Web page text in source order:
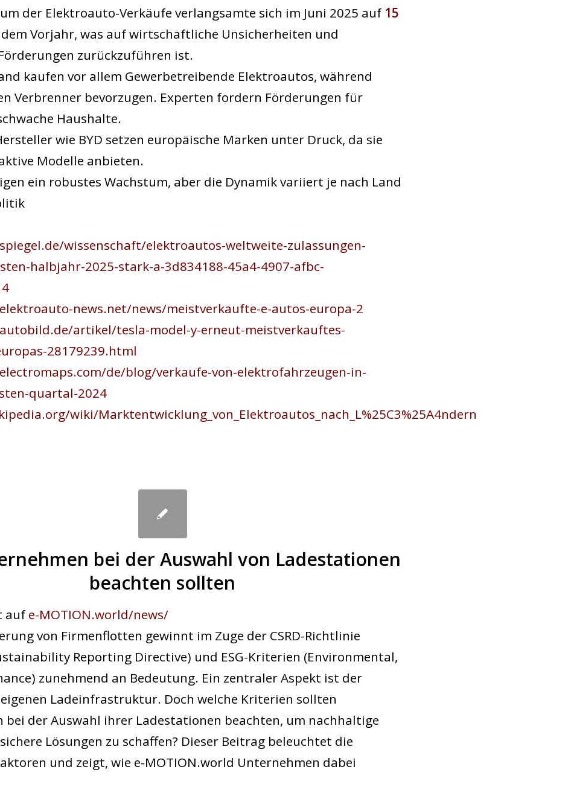
der Elektroauto-Verkäufe verlangsamte sich im Juni 2025 auf 15
Vorjahr, was auf wirtschaftliche Unsicherheiten und
zurückzuführen ist.
kaufen vor allem Gewerbetreibende Elektroautos, während
Verbrenner bevorzugen. Experten fordern Förderungen für
Haushalte.
wie BYD setzen europäische Marken unter Druck, da sie
Modelle anbieten.
ein robustes Wachstum, aber die Dynamik variiert je nach Land
wissenschaft/elektroautos-weltweite-zulassungen-
halbjahr-2025-stark-a-3d834188-45a4-4907-afbc-
news.net/news/meistverkaufte-e-autos-europa-2
artikel/tesla-model-y-erneut-meistverkauftes-
28179239.html
de/blog/verkaufe-von-elektrofahrzeugen-in-
quartal-2024
wiki/Marktentwicklung_von_Elektroautos_nach_L%25C3%25A4ndern
bei der Auswahl von Ladestationen
beachten sollten
auf e-MOTION.world/news/
von Firmenflotten gewinnt im Zuge der CSRD-Richtlinie
Reporting Directive) und ESG-Kriterien (Environmental,
zunehmend an Bedeutung. Ein zentraler Aspekt ist der
Ladeinfrastruktur. Doch welche Kriterien sollten
bei der Auswahl ihrer Ladestationen beachten, um nachhaltige
Lösungen zu schaffen? Dieser Beitrag beleuchtet die
und zeigt, wie e-MOTION.world Unternehmen dabei